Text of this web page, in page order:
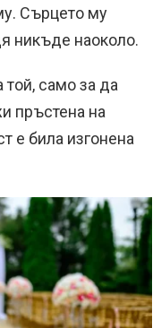
Сърцето му
никъде наоколо.
само за да
пръстена на
е била изгонена